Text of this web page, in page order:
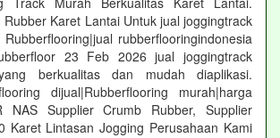
Rubber Karet Lantai Untuk jual joggingtrack
rubberflooringindonesia
23 Feb 2026 jual joggingtrack
berkualitas dan mudah diaplikasi.
dijual|Rubberflooring murah|harga
NAS Supplier Crumb Rubber, Supplier
Karet Lintasan Jogging Perusahaan Kami